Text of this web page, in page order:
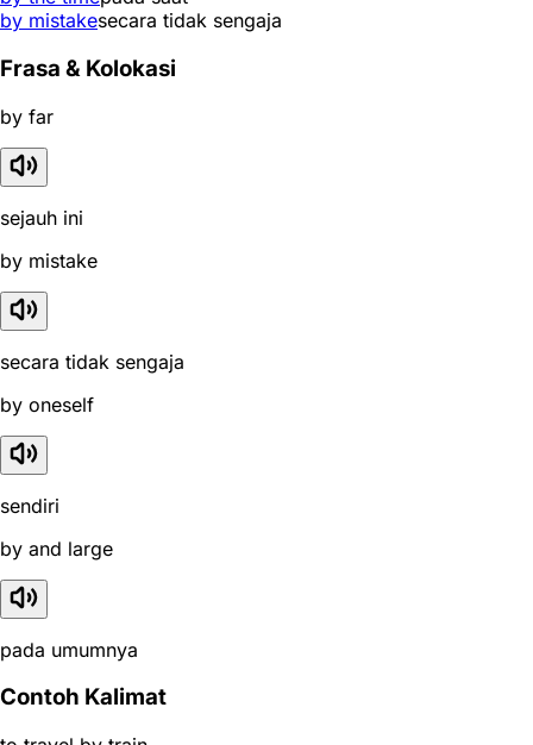
by mistakesecara tidak sengaja
Frasa & Kolokasi
by far
sejauh ini
by mistake
secara tidak sengaja
by oneself
sendiri
by and large
pada umumnya
Contoh Kalimat